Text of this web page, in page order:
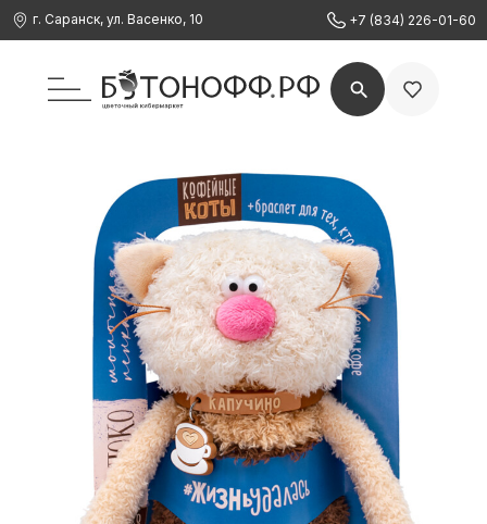
г. Саранск, ул. Васенко, 10 +7 (834) 226-01-60